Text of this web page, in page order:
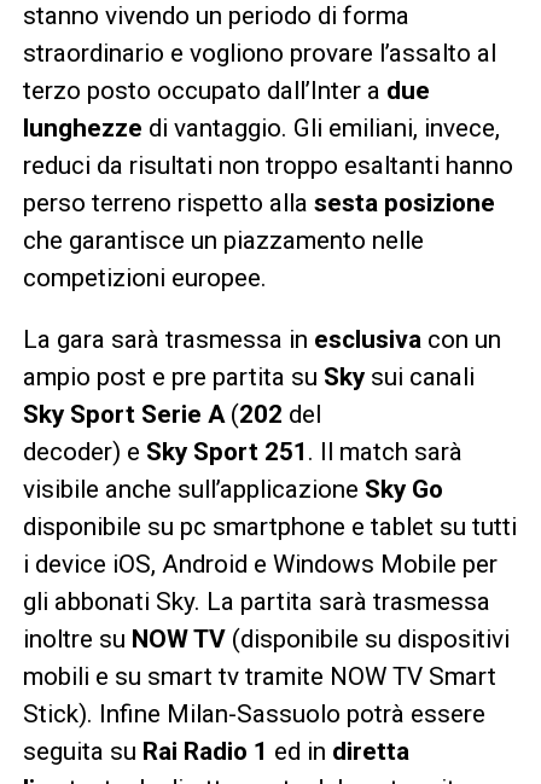
stanno vivendo un periodo di forma
straordinario e vogliono provare l’assalto al
terzo posto occupato dall’Inter a due
lunghezze di vantaggio. Gli emiliani, invece,
reduci da risultati non troppo esaltanti hanno
perso terreno rispetto alla sesta posizione
che garantisce un piazzamento nelle
competizioni europee.
La gara sarà trasmessa in esclusiva con un
ampio post e pre partita su Skysui canali
Sky Sport Serie A (202 del
decoder) e Sky Sport 251 . Il match sarà
visibile anche sull’applicazione Sky Go
disponibile su pc smartphone e tablet su tutti
i device iOS, Android e Windows Mobile per
gli abbonati Sky. La partita sarà trasmessa
inoltre su NOW TV(disponibile su dispositivi
mobili e su smart tv tramite NOW TV Smart
Stick). Infine Milan-Sassuolo potrà essere
seguita su Rai Radio 1 ed in diretta